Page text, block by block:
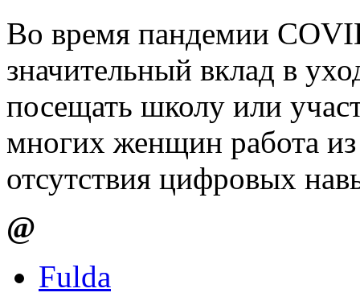
Во время пандемии
значительный вклад в
посещать школу или
многих женщин работа
отсутствия цифровых
@
Fulda